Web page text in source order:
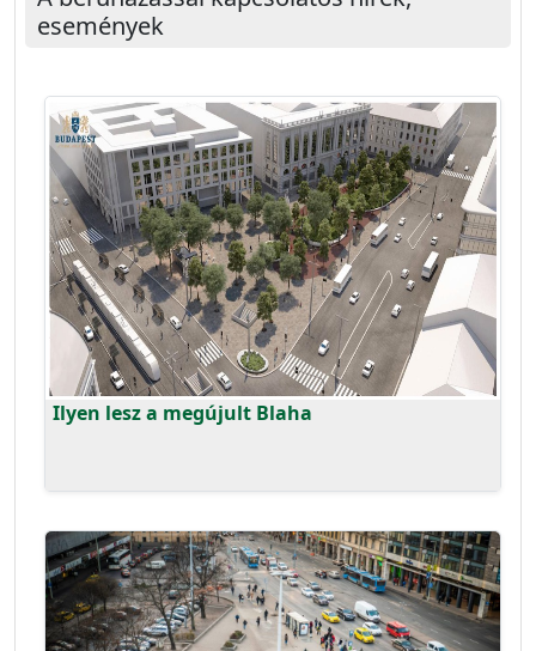
események
Ilyen lesz a megújult Blaha